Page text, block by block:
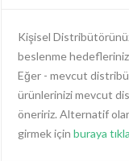
-%30
Kişisel
beslenme
Eğer - mevcut
ürünlerinizi mevcut
öneririz. Alternatif
girmek için buraya